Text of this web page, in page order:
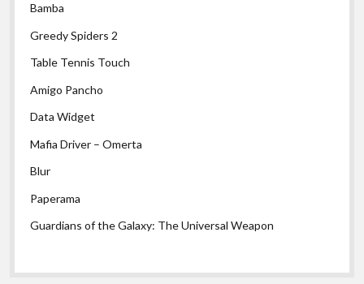
Bamba
Greedy Spiders 2
Table Tennis Touch
Amigo Pancho
Data Widget
Mafia Driver – Omerta
Blur
Paperama
Guardians of the Galaxy: The Universal Weapon